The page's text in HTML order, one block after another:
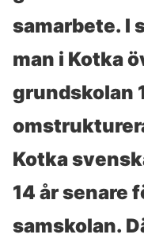
samarbete. I
man i Kotka
grundskolan
Kotka
14 år senare
samskolan.